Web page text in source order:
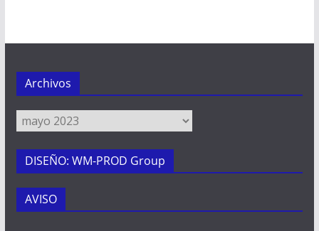
Archivos
Archivos
DISEÑO: WM-PROD Group
AVISO